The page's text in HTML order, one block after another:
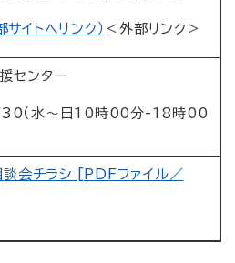
イトへリンク） ＜外部リンク＞
センター
（水～日10時00分-18時00
会チラシ [PDFファイル／